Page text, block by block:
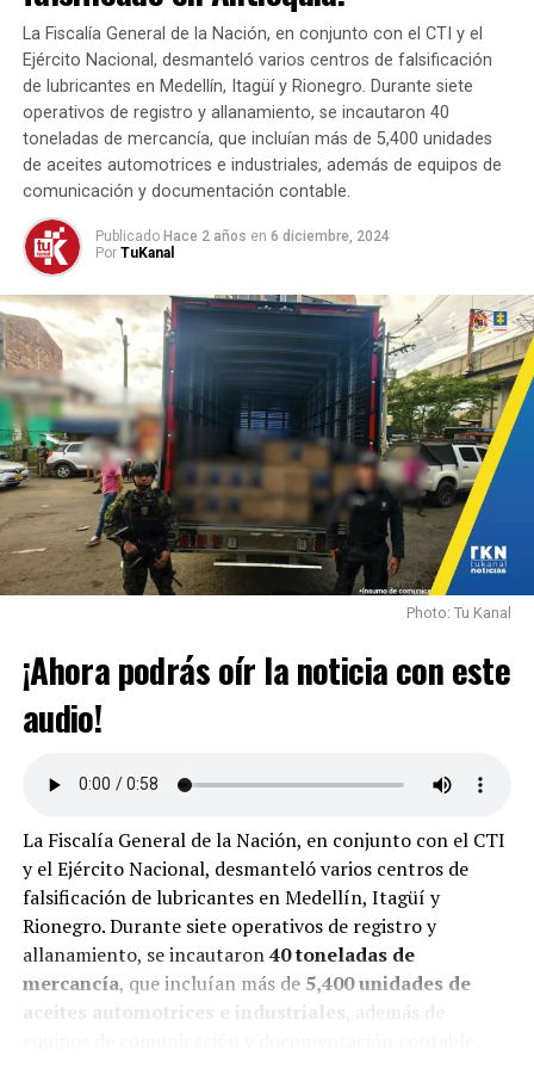
Operativo MECUC: Lucha Frontal Contra el Delito en
Cúcuta.
Confiscación de Activos: Sujetos a Extinción de Dominio
en Operativo Judicial.
La Fiscalía General de la Nación, en conjunto con el CTI y el
Ejército Nacional, desmanteló varios centros de falsificación
de lubricantes en Medellín, Itagüí y Rionegro. Durante siete
operativos de registro y allanamiento, se incautaron 40
toneladas de mercancía, que incluían más de 5,400 unidades
de aceites automotrices e industriales, además de equipos de
comunicación y documentación contable.
Publicado Hace 2 años en 6 diciembre, 2024
Por TuKanal
Photo: Tu Kanal
¡Ahora podrás oír la noticia con este
audio!
La Fiscalía General de la Nación, en conjunto con el CTI
y el Ejército Nacional, desmanteló varios centros de
falsificación de lubricantes en Medellín, Itagüí y
Rionegro. Durante siete operativos de registro y
allanamiento, se incautaron40 toneladas de
mercancía, que incluían más de 5,400 unidades de
aceites automotrices e industriales
, además de